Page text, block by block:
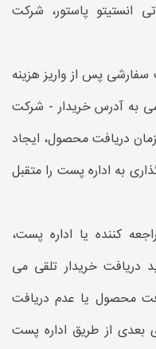
انستیتو پاستور، شرکت
پس از واریز هزینه
آدرس خریدار - شرکت
دریافت محصول، ایجاد
به اداره پست را متقبل
کننده یا اداره پست،
خریدار تلقی می
محصول یا عدم دریافت
بعدی از طریق اداره پست